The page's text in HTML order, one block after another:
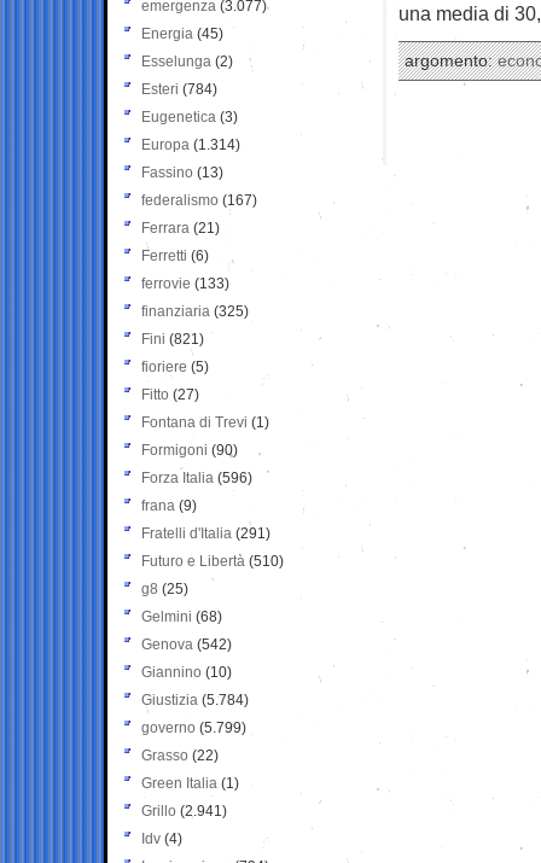
una media di
argomento:
emergenza (3.077)
Energia (45)
Esselunga (2)
Esteri (784)
Eugenetica (3)
Europa (1.314)
Fassino (13)
federalismo (167)
Ferrara (21)
Ferretti (6)
ferrovie (133)
finanziaria (325)
Fini (821)
fioriere (5)
Fitto (27)
Fontana di Trevi (1)
Formigoni (90)
Forza Italia (596)
frana (9)
Fratelli d'Italia (291)
Futuro e Libertà (510)
g8 (25)
Gelmini (68)
Genova (542)
Giannino (10)
Giustizia (5.784)
governo (5.799)
Grasso (22)
Green Italia (1)
Grillo (2.941)
Idv (4)